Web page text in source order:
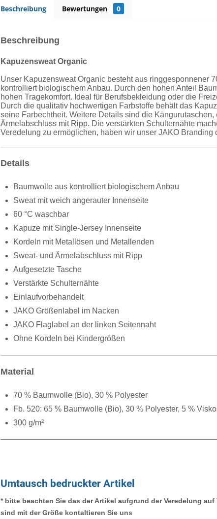
Beschreibung Bewertungen 0
Beschreibung
Kapuzensweat Organic
Unser Kapuzensweat Organic besteht aus ringgesponnener
kontrolliert biologischem Anbau. Durch den hohen Anteil
hohen Tragekomfort. Ideal für Berufsbekleidung oder die
Durch die qualitativ hochwertigen Farbstoffe behält das
seine Farbechtheit. Weitere Details sind die
Ärmelabschluss mit Ripp. Die verstärkten Schulternähte
Veredelung zu ermöglichen, haben wir unser JAKO
Details
Baumwolle aus kontrolliert biologischem Anbau
Sweat mit weich angerauter Innenseite
60 °C waschbar
Kapuze mit Single-Jersey Innenseite
Kordeln mit Metallösen und Metallenden
Sweat- und Ärmelabschluss mit Ripp
Aufgesetzte Tasche
Verstärkte Schulternähte
Einlaufvorbehandelt
JAKO Größenlabel im Nacken
JAKO Flaglabel an der linken Seitennaht
Ohne Kordeln bei Kindergrößen
Material
70 % Baumwolle (Bio), 30 % Polyester
Fb. 520: 65 % Baumwolle (Bio), 30 % Polyester, 5 %
300 g/m²
Umtausch bedruckter Artikel
* bitte beachten Sie das der Artikel aufgrund der Veredelung
sind mit der Größe kontaltieren Sie uns